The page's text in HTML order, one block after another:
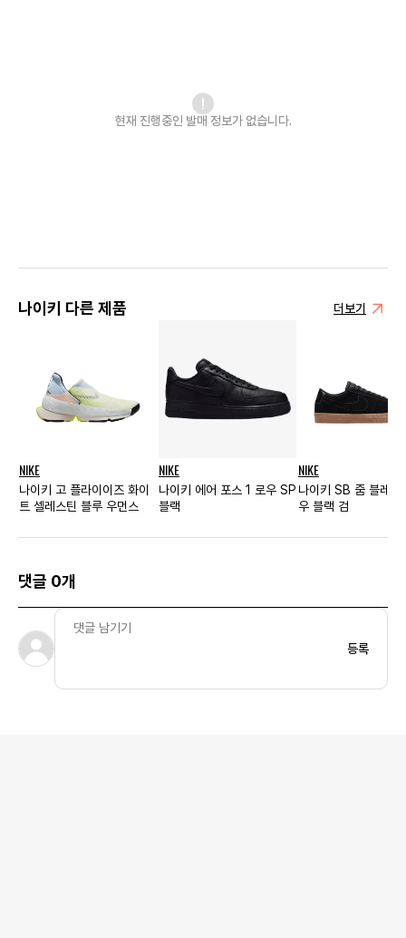
현재 진행중인 발매 정보가 없습니다.
나이키 다른 제품 더보기
NIKE
나이키 고 플라이이즈 화이
트 셀레스틴 블루 우먼스
NIKE
나이키 에어 포스 1 로우 SP
블랙
NIKE
나이키 SB 줌 블레이
우 블랙 검
댓글 0개
등록